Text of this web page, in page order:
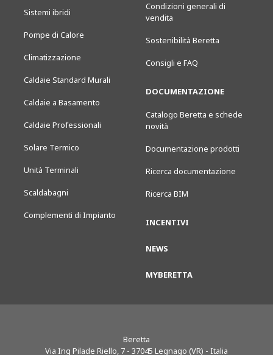
Sistemi ibridi
Pompe di Calore
Climatizzazione
Caldaie Standard Murali
Caldaie a Basamento
Caldaie Professionali
Solare Termico
Unità Terminali
Scaldabagni
Complementi di Impianto
Condizioni generali di
vendita
Sostenibilità Beretta
Consigli e FAQ
DOCUMENTAZIONE
Catalogo Beretta e schede
novità
Documentazione prodotti
Ricerca documentazione
Ricerca BIM
INCENTIVI
NEWS
MYBERETTA
Beretta
Via Ing Pilade Riello, 7 - 37045 Legnago (VR) - Italia